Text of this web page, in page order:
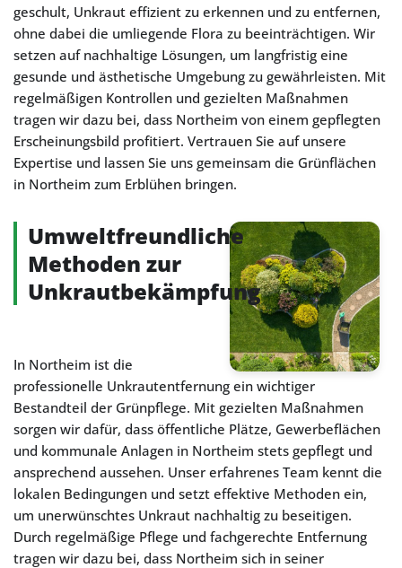
geschult, Unkraut effizient zu erkennen und zu entfernen,
ohne dabei die umliegende Flora zu beeinträchtigen. Wir
setzen auf nachhaltige Lösungen, um langfristig eine
gesunde und ästhetische Umgebung zu gewährleisten. Mit
regelmäßigen Kontrollen und gezielten Maßnahmen
tragen wir dazu bei, dass Northeim von einem gepflegten
Erscheinungsbild profitiert. Vertrauen Sie auf unsere
Expertise und lassen Sie uns gemeinsam die Grünflächen
in Northeim zum Erblühen bringen.
Umweltfreundliche
Methoden zur
Unkrautbekämpfung
In Northeim ist die
professionelle Unkrautentfernung ein wichtiger
Bestandteil der Grünpflege. Mit gezielten Maßnahmen
sorgen wir dafür, dass öffentliche Plätze, Gewerbeflächen
und kommunale Anlagen in Northeim stets gepflegt und
ansprechend aussehen. Unser erfahrenes Team kennt die
lokalen Bedingungen und setzt effektive Methoden ein,
um unerwünschtes Unkraut nachhaltig zu beseitigen.
Durch regelmäßige Pflege und fachgerechte Entfernung
tragen wir dazu bei, dass Northeim sich in seiner